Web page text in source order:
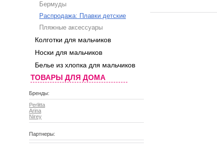
Бермуды
Распродажа: Плавки детские
Пляжные аксессуары
Колготки для мальчиков
Носки для мальчиков
Белье из хлопка для мальчиков
ТОВАРЫ ДЛЯ ДОМА
Бренды:
Perlitta
Arina
Nirey
Партнеры: